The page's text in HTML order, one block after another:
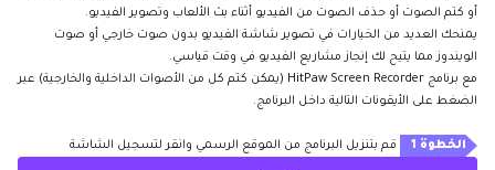
أو كتم الصوت أو حذف الصوت من الفيديو أثناء بث الألعاب وتصوير الفيديو.
يمنحك العديد من الخيارات في تصوير شاشة الفيديو بدون صوت خارجي أو صوت
الويندوز مما يتيح لك إنجاز مشاريع الفيديو في وقت قياسي.
مع برنامج HitPaw Screen Recorder (يمكن كتم كل من الأصوات الداخلية والخارجية) عبر
الضغط على الأيقونات التالية داخل البرنامج.
الخطوة 1 قم بتنزيل البرنامج من الموقع الرسمي وانقر لتسجيل الشاشة